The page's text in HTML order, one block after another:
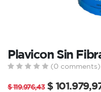
Plavicon Sin
(0 comments)
$119.976,43 $